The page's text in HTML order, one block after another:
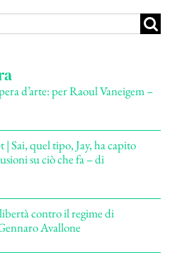
d’arte: per Raoul Vaneigem –
Sai, quel tipo, Jay, ha capito
su ciò che fa – di
contro il regime di
Avallone